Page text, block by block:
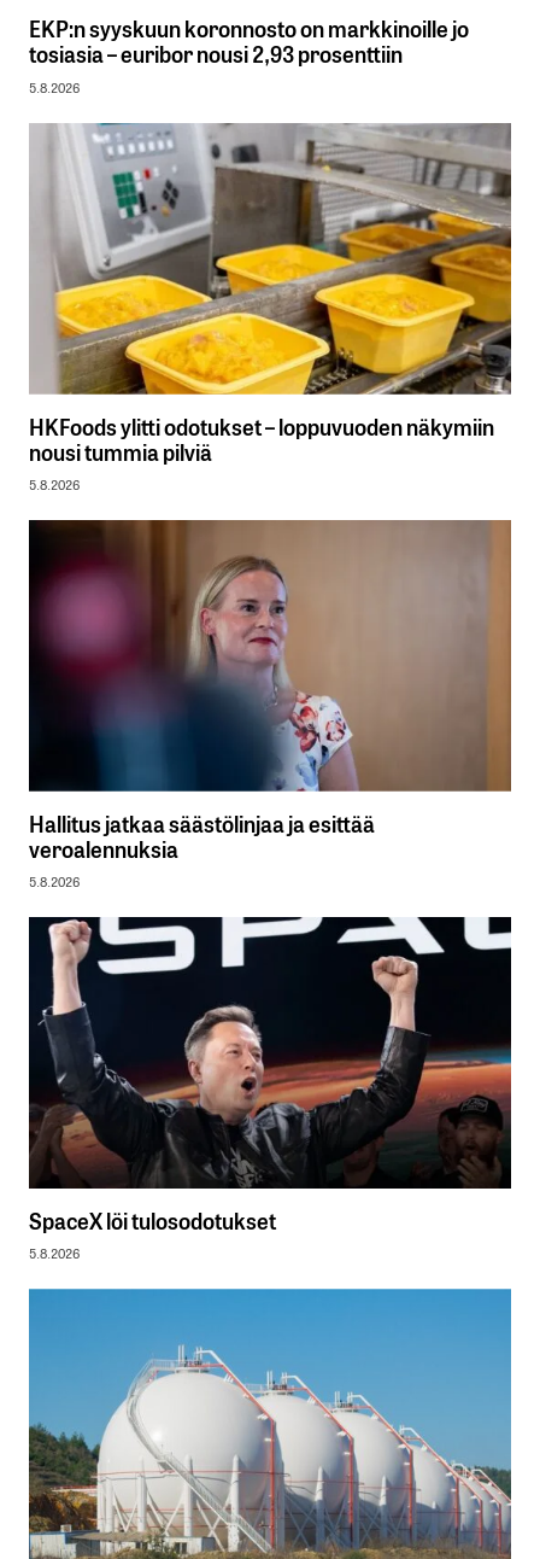
EKP:n syyskuun koronnosto on markkinoille jo
tosiasia – euribor nousi 2,93 prosenttiin
5.8.2026
HKFoods ylitti odotukset – loppuvuoden näkymiin
nousi tummia pilviä
5.8.2026
Hallitus jatkaa säästölinjaa ja esittää
veroalennuksia
5.8.2026
SpaceX löi tulosodotukset
5.8.2026